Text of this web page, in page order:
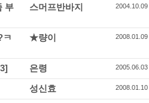
부
스머프반바지 2004.10.09
ㅋ
★량이 2008.01.09
은령 2005.06.03
성신효 2008.01.10